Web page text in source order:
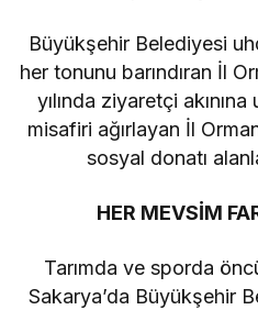
Büyükşehir Belediyesi
her tonunu barındıran İl
yılında ziyaretçi
misafiri ağırlayan İl
sosyal donatı
HER MEVSİM
Tarımda ve sporda
Sakarya’da Büyükşehir